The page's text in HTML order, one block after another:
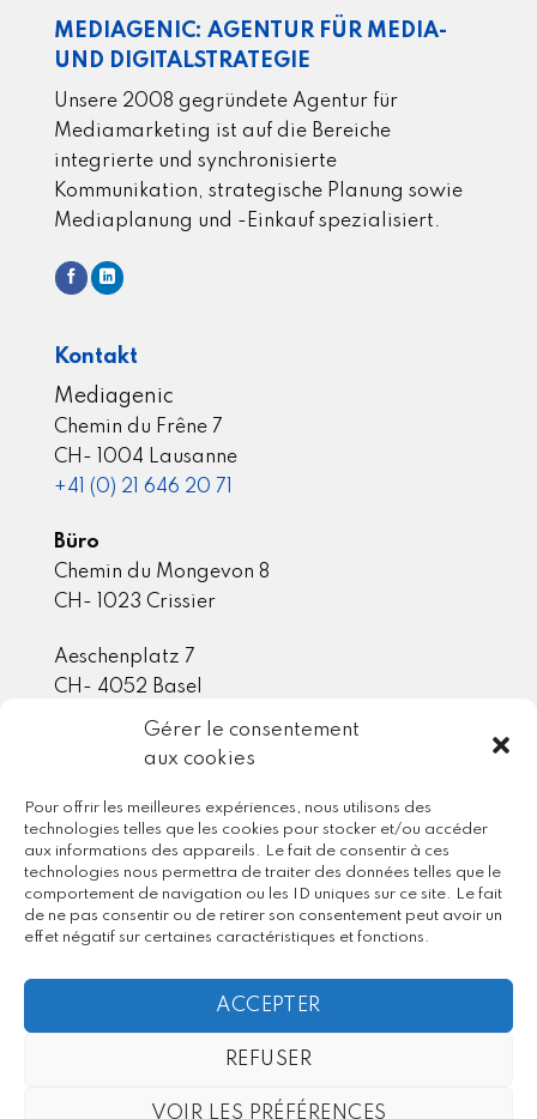
Gérer le consentement
aux cookies
Pour offrir les meilleures expériences, nous utilisons des
technologies telles que les cookies pour stocker et/ou accéder
aux informations des appareils. Le fait de consentir à ces
technologies nous permettra de traiter des données telles que le
comportement de navigation ou les ID uniques sur ce site. Le fait
de ne pas consentir ou de retirer son consentement peut avoir un
effet négatif sur certaines caractéristiques et fonctions.
ACCEPTER
REFUSER
VOIR LES PRÉFÉRENCES
MEDIAGENIC: AGENTUR FÜR MEDIA-
UND DIGITALSTRATEGIE
Unsere 2008 gegründete Agentur für
Mediamarketing ist auf die Bereiche
integrierte und synchronisierte
Kommunikation, strategische Planung sowie
Mediaplanung und -Einkauf spezialisiert.
Kontakt
Mediagenic
Chemin du Frêne 7
CH- 1004 Lausanne
+41 (0) 21 646 20 71
Büro
Chemin du Mongevon 8
CH- 1023 Crissier
Aeschenplatz 7
CH- 4052 Basel